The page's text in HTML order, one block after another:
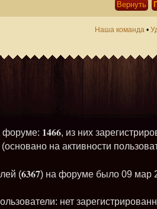
Наша команда •
форуме: 1466, из них
на активности
(6367) на форуме было 09 мар
нет